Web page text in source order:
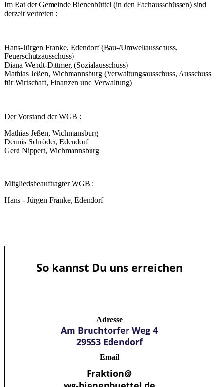
Im Rat der Gemeinde Bienenbüttel (in den Fachausschüssen) sind
derzeit vertreten :
Hans-Jürgen Franke, Edendorf (Bau-/Umweltausschuss,
Feuerschutzausschuss)
Diana Wendt-Dittmer, (Sozialausschuss)
Mathias Jeßen, Wichmannsburg (Verwaltungsausschuss, Ausschuss
für Wirtschaft, Finanzen und Verwaltung)
Der Vorstand der WGB :
Mathias Jeßen, Wichmansburg
Dennis Schröder, Edendorf
Gerd Nippert, Wichmannsburg
Mitgliedsbeauftragter WGB :
Hans - Jürgen Franke, Edendorf
So kannst Du uns erreichen
Adresse
Am Bruchtorfer Weg 4
29553 Edendorf
Email
Fraktion@